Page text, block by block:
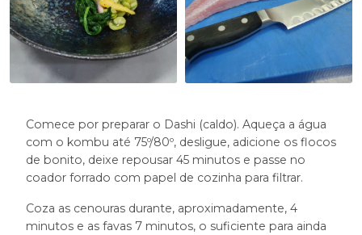
Comece por preparar o Dashi (caldo). Aqueça a água
com o kombu até 75º/80º, desligue, adicione os flocos
de bonito, deixe repousar 45 minutos e passe no
coador forrado com papel de cozinha para filtrar.
Coza as cenouras durante, aproximadamente, 4
minutos e as favas 7 minutos, o suficiente para ainda